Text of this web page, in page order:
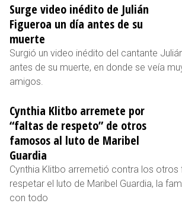
Surge video inédito de Julián
Figueroa un día antes de su
muerte
Surgió un video inédito del cantante
antes de su muerte, en donde se veía
amigos.
Cynthia Klitbo arremete por
“faltas de respeto” de otros
famosos al luto de Maribel
Guardia
Cynthia Klitbo arremetió contra los
respetar el luto de Maribel Guardia, la
con todo